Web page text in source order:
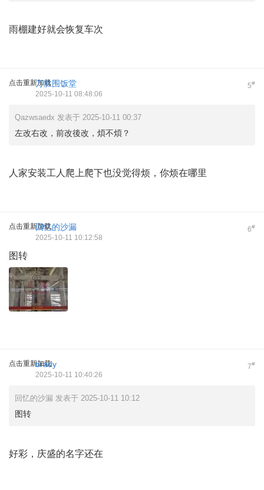
雨棚建好就会恢复车次
点击重新加载 5#
万胜围饭堂
2025-10-11 08:48:06
Qazwsaedx 发表于 2025-10-11 00:37
左改右改，前改後改，煩不煩？
人家安装工人爬上爬下也没觉得烦，你烦在哪里
点击重新加载 6#
回忆的沙漏
2025-10-11 10:12:58
图转
点击重新加载 7#
brady
2025-10-11 10:40:26
回忆的沙漏 发表于 2025-10-11 10:12
图转
好彩，庆盛的名字还在